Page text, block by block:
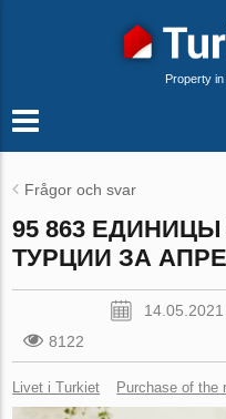
Property
Frågor och svar
95 863
ТУРЦИИ ЗА
8122
Livet i Turkiet Purchase of the